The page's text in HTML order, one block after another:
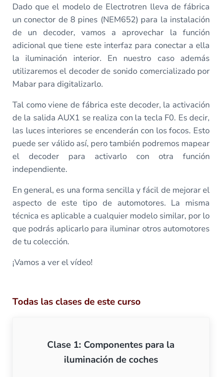
Dado que el modelo de Electrotren lleva de fábrica
un conector de 8 pines (NEM652) para la instalación
de un decoder, vamos a aprovechar la función
adicional que tiene este interfaz para conectar a ella
la iluminación interior. En nuestro caso además
utilizaremos el decoder de sonido comercializado por
Mabar para digitalizarlo.
Tal como viene de fábrica este decoder, la activación
de la salida AUX1 se realiza con la tecla F0. Es decir,
las luces interiores se encenderán con los focos. Esto
puede ser válido así, pero también podremos mapear
el decoder para activarlo con otra función
independiente.
En general, es una forma sencilla y fácil de mejorar el
aspecto de este tipo de automotores. La misma
técnica es aplicable a cualquier modelo similar, por lo
que podrás aplicarlo para iluminar otros automotores
de tu colección.
¡Vamos a ver el vídeo!
Todas las clases de este curso
Clase 1: Componentes para la
iluminación de coches